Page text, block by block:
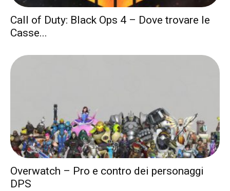
Call of Duty: Black Ops 4 – Dove trovare le
Casse...
Overwatch – Pro e contro dei personaggi
DPS